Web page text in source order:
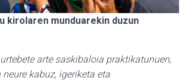
kirolaren munduarekin duzun
arte saskibaloia praktikatunuen,
kabuz, igeriketa eta